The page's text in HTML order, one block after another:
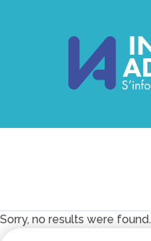
Sorry, no results were found.